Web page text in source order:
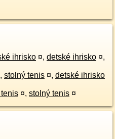
ihrisko ¤, detské ihrisko ¤,
, stolný tenis ¤, detské ihrisko
¤, stolný tenis ¤